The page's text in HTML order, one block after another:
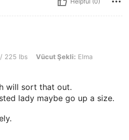
Elma, Renk: Yeşil, Boyut: Uzun 2XL
225 lbs Vücut Şekli: Elma
will sort that out.
lady maybe go up a size.